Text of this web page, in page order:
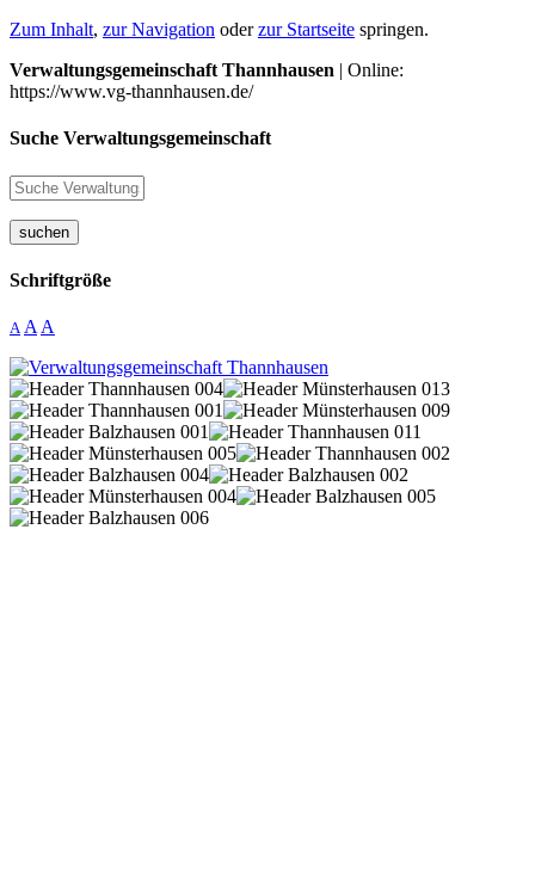
Zum Inhalt, zur Navigation oderzur Startseite springen.
Verwaltungsgemeinschaft Thannhausen | Online:
https://www.vg-thannhausen.de/
Suche Verwaltungsgemeinschaft
suchen
Schriftgröße
A A A